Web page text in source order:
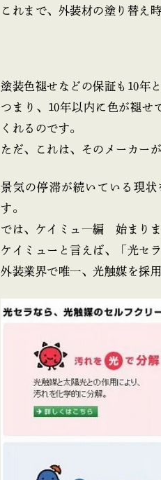
これまで、外装材の塗り替え
塗装色褪せなどの保証も10年
つまり、10年以内に色が褪せ
くれるのです。
ただ、これは、そのメーカー
景気の停滞が続いている現
す。
では、ケイミュ―編 始まりま
ケイミューと言えば、「光セラ
外装業界で唯一、光触媒を採